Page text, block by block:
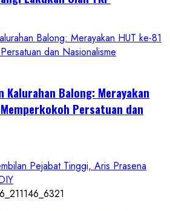
Balong: Merayakan HUT ke-81
dan Nasionalisme
Kalurahan Balong: Merayakan
Persatuan dan
Pejabat Tinggi, Aris Prasena